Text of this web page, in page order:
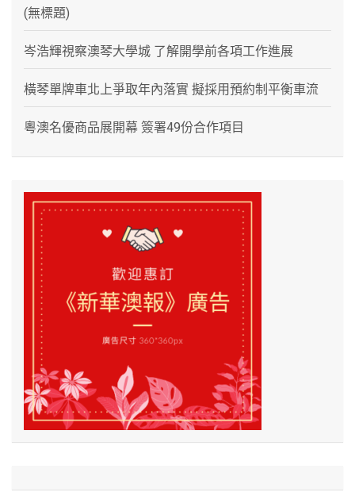
(無標題)
岑浩輝視察澳琴大學城 了解開學前各項工作進展
橫琴單牌車北上爭取年內落實 擬採用預約制平衡車流
粵澳名優商品展開幕 簽署49份合作項目